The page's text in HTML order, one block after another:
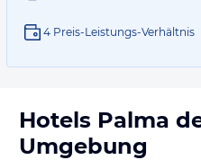
4 Preis-Leistungs-Verhältnis
Hotels Palma
Umgebung